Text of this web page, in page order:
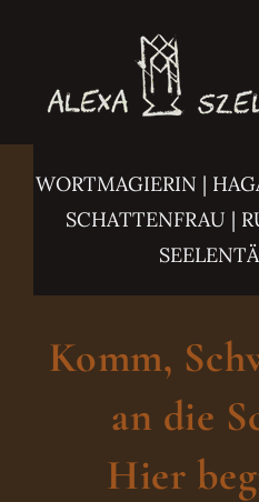
springen
WORTMAGIERIN |
SCHATTENFRAU |
Komm,
an die
Hier